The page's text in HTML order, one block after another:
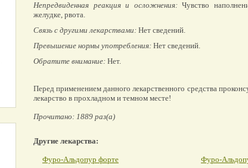
Непредвиденная реакция и осложнения:Чувство
желудке, рвота.
Связь с другими лекарствами: Нет сведений.
Превышение нормы употребления: Нет сведений.
Обратите внимание: Нет.
Перед применением данного лекарственного средства
лекарство в прохладном и темном месте!
Прочитано: 1889 раз(а)
Другие лекарства:
Фуро-Альдопур форте
Фуро-